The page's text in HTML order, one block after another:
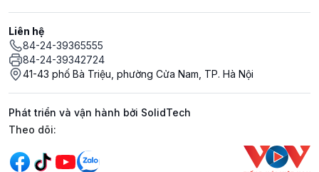
Liên hệ
84-24-39365555
84-24-39342724
41-43 phố Bà Triệu, phường Cửa Nam, TP. Hà Nội
Phát triển và vận hành bởi SolidTech
Mạng xã hội
Theo dõi: